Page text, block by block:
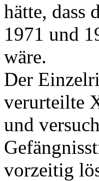
hätte, dass
1971 und
wäre.
Der
verurteilte
und
vorzeitig